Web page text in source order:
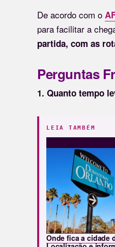
De acordo com o
para facilitar a
partida, com as
Perguntas
1. Quanto tempo
LEIA TAMBÉM
Onde fica a cidade